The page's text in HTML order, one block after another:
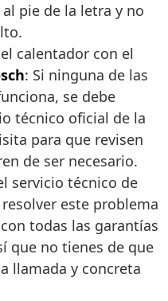
pie de la letra y no
calentador con el
: Si ninguna de las
se debe
técnico oficial de la
para que revisen
de ser necesario.
servicio técnico de
este problema
todas las garantías
que no tienes de que
llamada y concreta